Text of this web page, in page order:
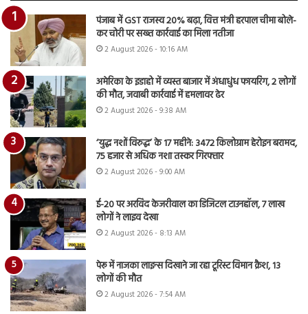
पंजाब में GST राजस्व 20% बढ़ा, वित्त मंत्री हरपाल चीमा बोले-
कर चोरी पर सख्त कार्रवाई का मिला नतीजा
2 August 2026 - 10:16 AM
अमेरिका के इडाहो में व्यस्त बाजार में अंधाधुंध फायरिंग, 2 लोगों
की मौत, जवाबी कार्रवाई में हमलावर ढेर
2 August 2026 - 9:38 AM
‘युद्ध नशों विरुद्ध’ के 17 महीने: 3472 किलोग्राम हेरोइन बरामद,
75 हजार से अधिक नशा तस्कर गिरफ्तार
2 August 2026 - 9:00 AM
ई-20 पर अरविंद केजरीवाल का डिजिटल टाउनहॉल, 7 लाख
लोगों ने लाइव देखा
2 August 2026 - 8:13 AM
पेरू में नाजका लाइन्स दिखाने जा रहा टूरिस्ट विमान क्रैश, 13
लोगों की मौत
2 August 2026 - 7:54 AM